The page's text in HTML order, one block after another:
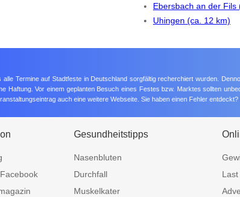
Ebersbach an der Fils
Uhingen (ca. 12 km)
alle Termine auf Stadtfeste in Deutschland sorgfältig recherchiert wurden.
Haftung. Vor einem geplanten Besuch eines Festes bzw. Marktes sollten
auch eine weitere Webseite. Sie haben einen Fehler
Gesundheitstipps
Nasenbluten
Durchfall
Muskelkater